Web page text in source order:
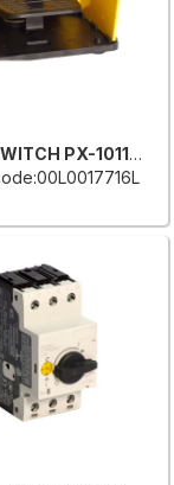
FOOT SWITCH PX-10110-M2